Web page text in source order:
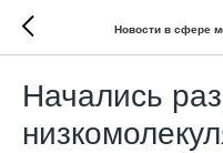
Новости в сфере
Начались